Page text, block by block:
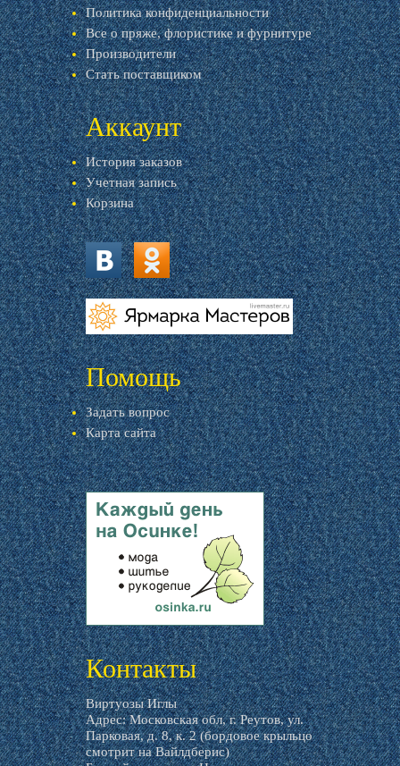
Политика конфиденциальности
Все о пряже, флористике и фурнитуре
Производители
Стать поставщиком
Аккаунт
История заказов
Учетная запись
Корзина
vk.com ok.ru
livemaster.ru
Помощь
Задать вопрос
Карта сайта
livemaster.ru
Контакты
Виртуозы Иглы
Адрес: Московская обл, г. Реутов, ул.
Парковая, д. 8, к. 2 (бордовое крыльцо
смотрит на Вайлдберис)